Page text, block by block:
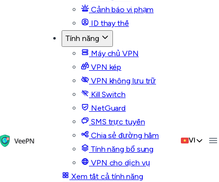
Cảnh báo vi phạm
ID thay thế
Tính năng
Máy chủ VPN
VPN kép
VPN không lưu trữ
Kill Switch
NetGuard
SMS trực tuyến
Chia sẻ đường hầm
Tính năng bổ sung
VPN cho dịch vụ
Xem tất cả tính năng
VI